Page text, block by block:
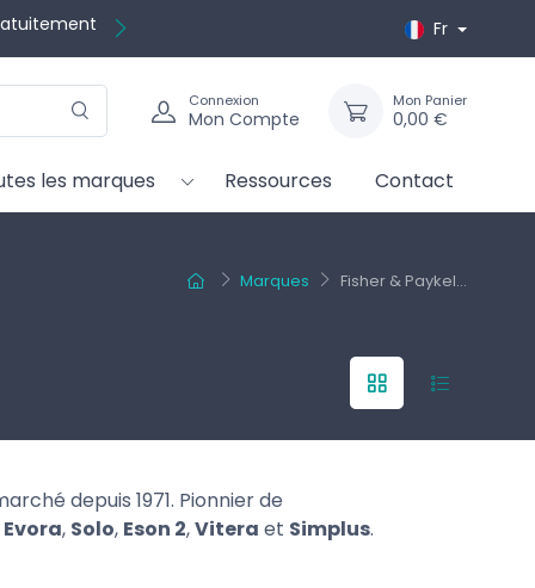
Fr
Connexion
Mon Compte
Mon Panier
0,00 €
les marques Ressources Contact
Marques Fisher & Paykel...
depuis 1971. Pionnier de
Evora, Solo, Eson 2,Vitera et Simplus.